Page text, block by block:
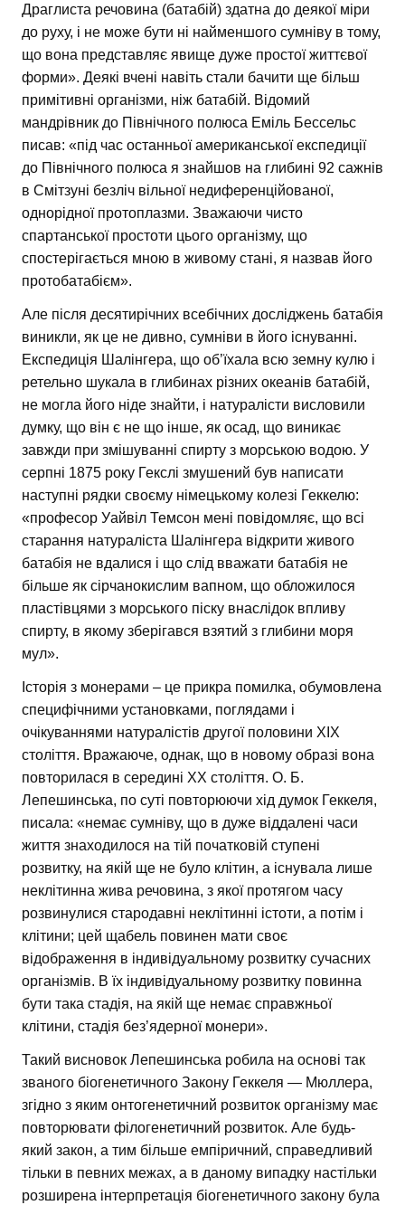
Драглиста речовина (батабій) здатна до деякої міри
до руху, і не може бути ні найменшого сумніву в тому,
що вона представляє явище дуже простої життєвої
форми». Деякі вчені навіть стали бачити ще більш
примітивні організми, ніж батабій. Відомий
мандрівник до Північного полюса Еміль Бессельс
писав: «під час останньої американської експедиції
до Північного полюса я знайшов на глибині 92 сажнів
в Смітзуні безліч вільної недиференційованої,
однорідної протоплазми. Зважаючи чисто
спартанської простоти цього організму, що
спостерігається мною в живому стані, я назвав його
протобатабієм».
Але після десятирічних всебічних досліджень батабія
виникли, як це не дивно, сумніви в його існуванні.
Експедиція Шалінгера, що об’їхала всю земну кулю і
ретельно шукала в глибинах різних океанів батабій,
не могла його ніде знайти, і натуралісти висловили
думку, що він є не що інше, як осад, що виникає
завжди при змішуванні спирту з морською водою. У
серпні 1875 року Гекслі змушений був написати
наступні рядки своєму німецькому колезі Геккелю:
«професор Уайвіл Темсон мені повідомляє, що всі
старання натураліста Шалінгера відкрити живого
батабія не вдалися і що слід вважати батабія не
більше як сірчанокислим вапном, що обложилося
пластівцями з морського піску внаслідок впливу
спирту, в якому зберігався взятий з глибини моря
мул».
Історія з монерами – це прикра помилка, обумовлена
специфічними установками, поглядами і
очікуваннями натуралістів другої половини XIX
століття. Вражаюче, однак, що в новому образі вона
повторилася в середині XX століття. О. Б.
Лепешинська, по суті повторюючи хід думок Геккеля,
писала: «немає сумніву, що в дуже віддалені часи
життя знаходилося на тій початковій ступені
розвитку, на якій ще не було клітин, а існувала лише
неклітинна жива речовина, з якої протягом часу
розвинулися стародавні неклітинні істоти, а потім і
клітини; цей щабель повинен мати своє
відображення в індивідуальному розвитку сучасних
організмів. В їх індивідуальному розвитку повинна
бути така стадія, на якій ще немає справжньої
клітини, стадія без’ядерної монери».
Такий висновок Лепешинська робила на основі так
званого біогенетичного Закону Геккеля — Мюллера,
згідно з яким онтогенетичний розвиток організму має
повторювати філогенетичний розвиток. Але будь-
який закон, а тим більше емпіричний, справедливий
тільки в певних межах, а в даному випадку настільки
розширена інтерпретація біогенетичного закону була